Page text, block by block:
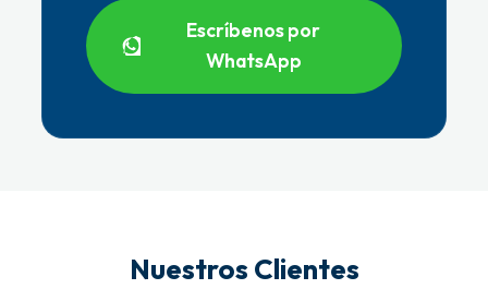
Escríbenos por
WhatsApp
Nuestros Clientes